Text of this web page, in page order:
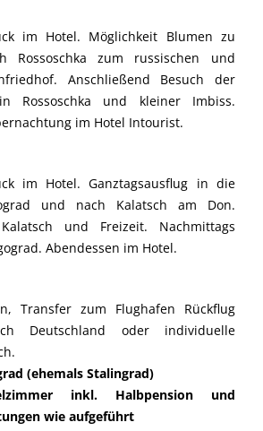
im Hotel. Möglichkeit Blumen zu
Rossoschka zum russischen und
Anschließend Besuch der
in Rossoschka und kleiner Imbiss.
im Hotel Intourist.
im Hotel. Ganztagsausflug in die
und nach Kalatsch am Don.
und Freizeit. Nachmittags
Abendessen im Hotel.
Transfer zum Flughafen Rückflug
Deutschland oder individuelle
(ehemals Stalingrad)
inkl. Halbpension und
wie aufgeführt